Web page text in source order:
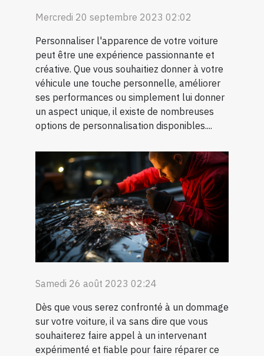
Mercredi 20 septembre 2023 02:02
Personnaliser l'apparence de votre voiture
peut être une expérience passionnante et
créative. Que vous souhaitiez donner à votre
véhicule une touche personnelle, améliorer
ses performances ou simplement lui donner
un aspect unique, il existe de nombreuses
options de personnalisation disponibles....
Samedi 26 août 2023 02:24
Dès que vous serez confronté à un dommage
sur votre voiture, il va sans dire que vous
souhaiterez faire appel à un intervenant
expérimenté et fiable pour faire réparer ce